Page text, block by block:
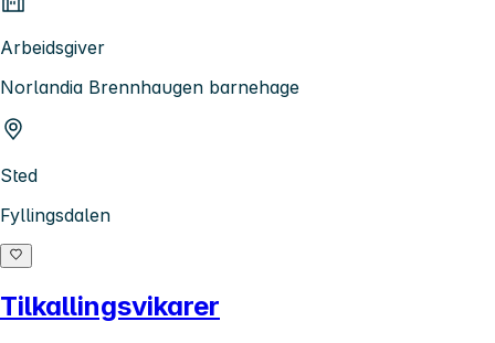
Arbeidsgiver
Norlandia Brennhaugen barnehage
Sted
Fyllingsdalen
Tilkallingsvikarer